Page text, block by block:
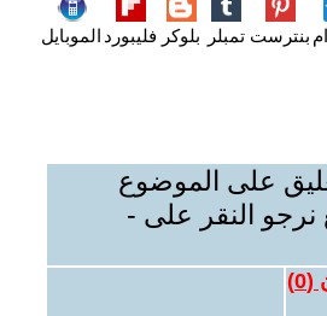
بنترست تمبلر بلوكر فليبورد الموبايل
على الموضوع
نرجو النقر على -
(
0
)